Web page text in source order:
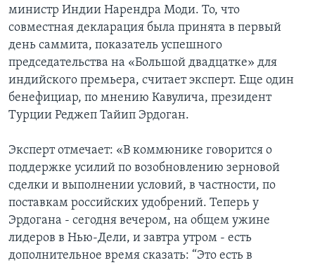
министр Индии Нарендра Моди. То, что
совместная декларация была принята в первый
день саммита, показатель успешного
председательства на «Большой двадцатке» для
индийского премьера, считает эксперт. Еще один
бенефициар, по мнению Кавулича, президент
Турции Реджеп Тайип Эрдоган.
Эксперт отмечает: «В коммюнике говорится о
поддержке усилий по возобновлению зерновой
сделки и выполнении условий, в частности, по
поставкам российских удобрений. Теперь у
Эрдогана - сегодня вечером, на общем ужине
лидеров в Нью-Дели, и завтра утром - есть
дополнительное время сказать: “Это есть в